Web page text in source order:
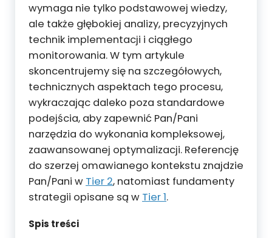
wymaga nie tylko podstawowej wiedzy,
ale także głębokiej analizy, precyzyjnych
technik implementacji i ciągłego
monitorowania. W tym artykule
skoncentrujemy się na szczegółowych,
technicznych aspektach tego procesu,
wykraczając daleko poza standardowe
podejścia, aby zapewnić Pan/Pani
narzędzia do wykonania kompleksowej,
zaawansowanej optymalizacji. Referencję
do szerzej omawianego kontekstu znajdzie
Pan/Pani w Tier 2, natomiast fundamenty
strategii opisane są w Tier 1.
Spis treści